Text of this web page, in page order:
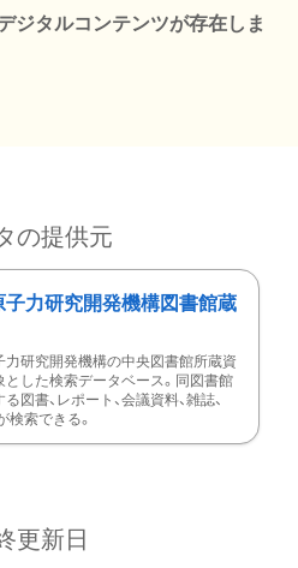
ジタルコンテンツが存在しま
の提供元
子力研究開発機構図書館蔵
力研究開発機構の中央図書館所蔵資
とした検索データベース。同図書館
図書、レポート、会議資料、雑誌、
検索できる。
更新日